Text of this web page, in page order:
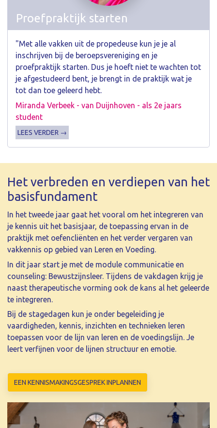
Proefpraktijk starten
"Met alle vakken uit de propedeuse kun je je al
inschrijven bij de beroepsvereniging en je
proefpraktijk starten. Dus je hoeft niet te wachten tot
je afgestudeerd bent, je brengt in de praktijk wat je
tot dan toe geleerd hebt.
Miranda Verbeek - van Duijnhoven - als 2e jaars
student
LEES VERDER →
Het verbreden en verdiepen van het
basisfundament
In het tweede jaar gaat het vooral om het integreren van
je kennis uit het basisjaar, de toepassing ervan in de
praktijk met oefencliënten en het verder vergaren van
vakkennis op gebied van Leren en Voeding.
In dit jaar start je met de module communicatie en
counseling: Bewustzijnsleer. Tijdens de vakdagen krijg je
naast therapeutische vorming ook de kans al het geleerde
te integreren.
Bij de stagedagen kun je onder begeleiding je
vaardigheden, kennis, inzichten en technieken leren
toepassen voor de lijn van leren en de voedingslijn. Je
leert verfijnen voor de lijnen structuur en emotie.
EEN KENNISMAKINGSGESPREK INPLANNEN